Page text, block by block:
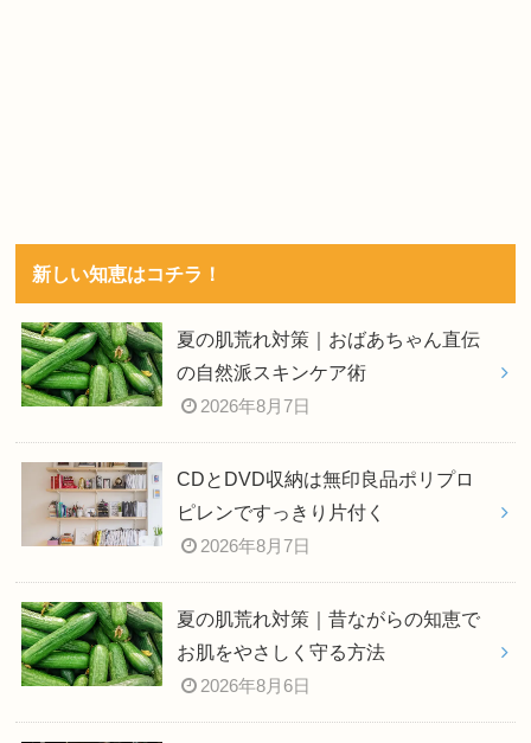
新しい知恵はコチラ！
夏の肌荒れ対策｜おばあちゃん直伝
の自然派スキンケア術
2026年8月7日
CDとDVD収納は無印良品ポリプロ
ピレンですっきり片付く
2026年8月7日
夏の肌荒れ対策｜昔ながらの知恵で
お肌をやさしく守る方法
2026年8月6日